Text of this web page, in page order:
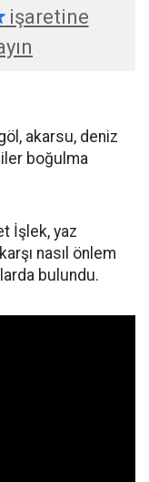
işaretine
akarsu, deniz
boğulma
İşlek, yaz
nasıl önlem
bulundu.